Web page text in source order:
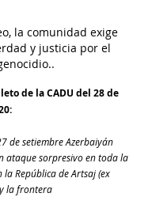
la comunidad exige
y justicia por el
de la CADU del 28 de
de setiembre Azerbaiyán
ataque sorpresivo en toda la
República de Artsaj (ex
la frontera